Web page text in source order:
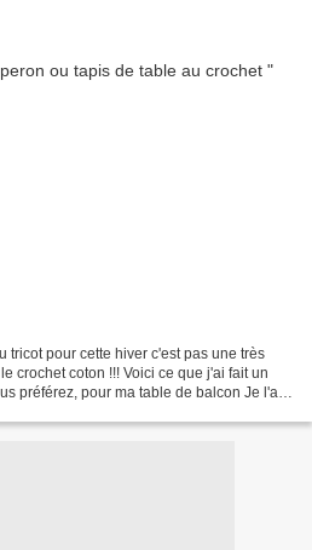
tricot pour cette hiver c'est pas une très
crochet coton !!! Voici ce que j'ai fait un
préférez, pour ma table de balcon Je l'ai